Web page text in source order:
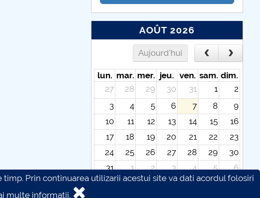
AOÛT 2026
Aujourd'hui
lun. mar. mer. jeu. ven. sam. dim.
27
28 29 30 31 1
2
3
4 5 6 7 8
9
10
11 12 13 14 15
16
17
18 19 20 21 22
23
24
25 26 27 28 29
30
31
1 2 3 4 5
6
Prin continuarea utilizarii acestui site va dati acordul folosiri
multe informatii.